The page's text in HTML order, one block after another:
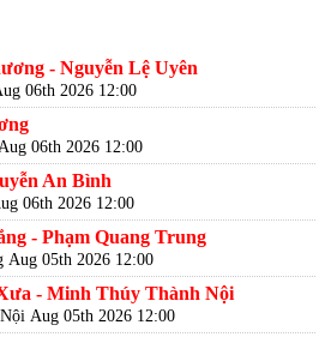
- Nguyễn Lệ Uyên
06th 2026 12:00
Aug 06th 2026 12:00
An Bình
06th 2026 12:00
- Phạm Quang Trung
Aug 05th 2026 12:00
- Minh Thúy Thành Nội
Aug 05th 2026 12:00